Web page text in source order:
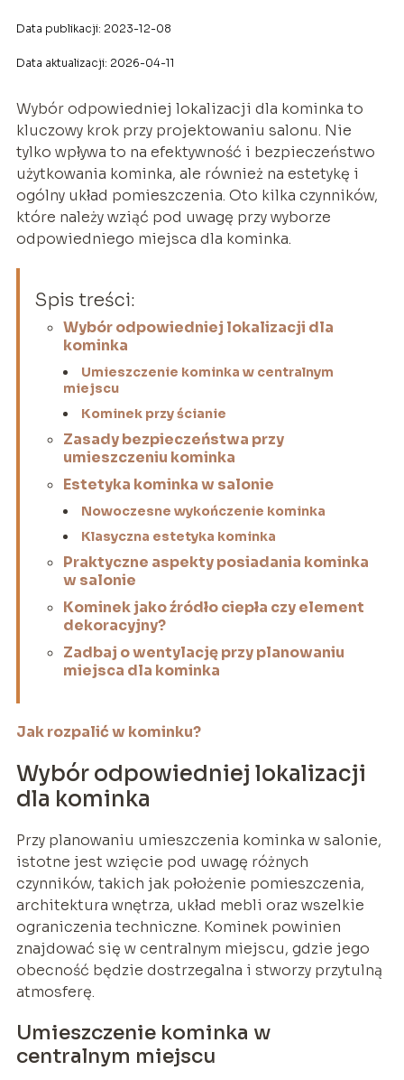
Data publikacji: 2023-12-08
Data aktualizacji: 2026-04-11
Wybór odpowiedniej lokalizacji dla kominka to
kluczowy krok przy projektowaniu salonu. Nie
tylko wpływa to na efektywność i bezpieczeństwo
użytkowania kominka, ale również na estetykę i
ogólny układ pomieszczenia. Oto kilka czynników,
które należy wziąć pod uwagę przy wyborze
odpowiedniego miejsca dla kominka.
Spis treści:
Wybór odpowiedniej lokalizacji dla
kominka
Umieszczenie kominka w centralnym
miejscu
Kominek przy ścianie
Zasady bezpieczeństwa przy
umieszczeniu kominka
Estetyka kominka w salonie
Nowoczesne wykończenie kominka
Klasyczna estetyka kominka
Praktyczne aspekty posiadania kominka
w salonie
Kominek jako źródło ciepła czy element
dekoracyjny?
Zadbaj o wentylację przy planowaniu
miejsca dla kominka
Jak rozpalić w kominku?
Wybór odpowiedniej lokalizacji
dla kominka
Przy planowaniu umieszczenia kominka w salonie,
istotne jest wzięcie pod uwagę różnych
czynników, takich jak położenie pomieszczenia,
architektura wnętrza, układ mebli oraz wszelkie
ograniczenia techniczne. Kominek powinien
znajdować się w centralnym miejscu, gdzie jego
obecność będzie dostrzegalna i stworzy przytulną
atmosferę.
Umieszczenie kominka w
centralnym miejscu